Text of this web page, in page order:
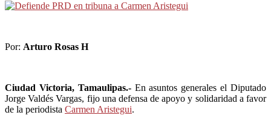
Por: Arturo Rosas H
Ciudad Victoria, Tamaulipas.-En asuntos generales el Diputado
Jorge Valdés Vargas, fijo una defensa de apoyo y solidaridad a favor
de la periodista Carmen Aristegui.